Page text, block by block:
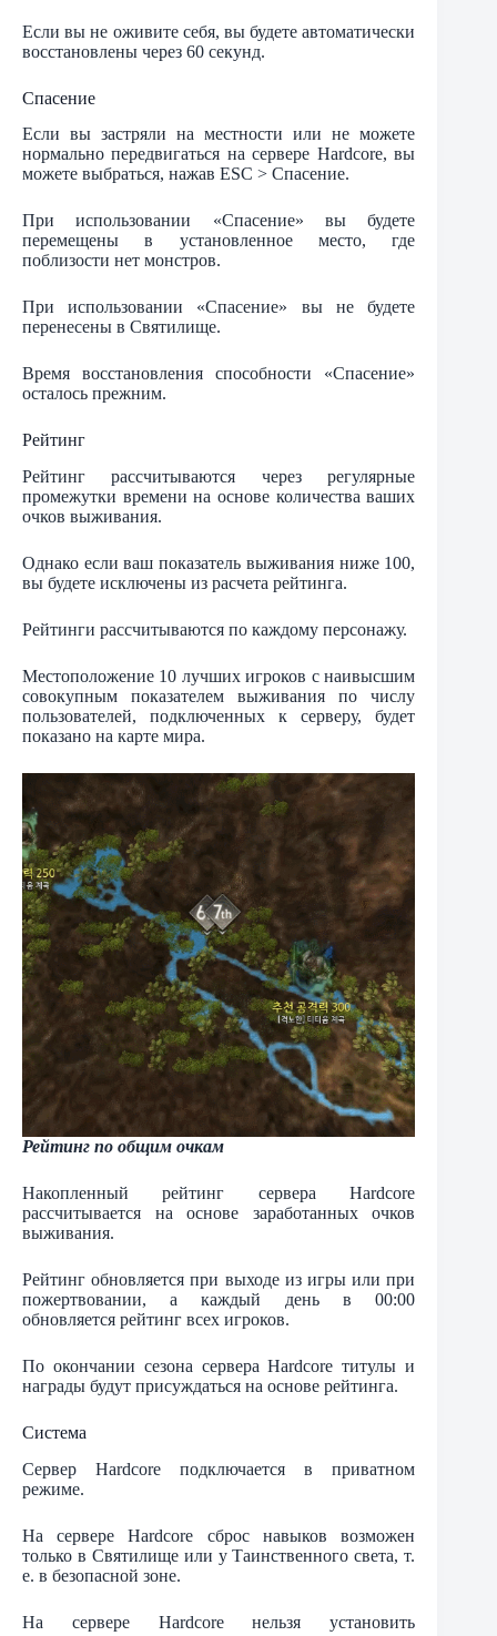
Если вы не оживите себя, вы будете автоматически
восстановлены через 60 секунд.
Спасение
Если вы застряли на местности или не можете
нормально передвигаться на сервере Hardcore, вы
можете выбраться, нажав ESC > Спасение.
При использовании «Спасение» вы будете
перемещены в установленное место, где
поблизости нет монстров.
При использовании «Спасение» вы не будете
перенесены в Святилище.
Время восстановления способности «Спасение»
осталось прежним.
Рейтинг
Рейтинг рассчитываются через регулярные
промежутки времени на основе количества ваших
очков выживания.
Однако если ваш показатель выживания ниже 100,
вы будете исключены из расчета рейтинга.
Рейтинги рассчитываются по каждому персонажу.
Местоположение 10 лучших игроков с наивысшим
совокупным показателем выживания по числу
пользователей, подключенных к серверу, будет
показано на карте мира.
Рейтинг по общим очкам
Накопленный рейтинг сервера Hardcore
рассчитывается на основе заработанных очков
выживания.
Рейтинг обновляется при выходе из игры или при
пожертвовании, а каждый день в 00:00
обновляется рейтинг всех игроков.
По окончании сезона сервера Hardcore титулы и
награды будут присуждаться на основе рейтинга.
Система
Сервер Hardcore подключается в приватном
режиме.
На сервере Hardcore сброс навыков возможен
только в Святилище или у Таинственного света, т.
е. в безопасной зоне.
На сервере Hardcore нельзя установить